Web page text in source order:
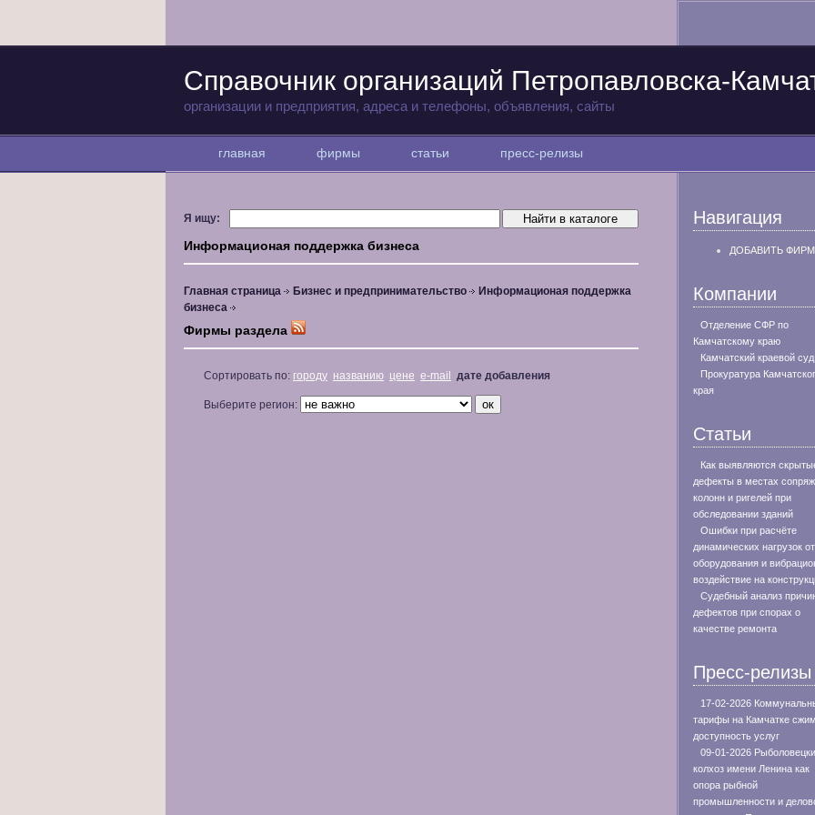
Справочник организаций Петропавловска-
организации и предприятия, адреса и телефоны, объявления, сайты
главная фирмы статьи пресс-релизы
Я ищу:
Информационая поддержка бизнеса
Главная страница Бизнес и предпринимательство
Информационая поддержка
бизнеса
Фирмы раздела
Сортировать по: городу названию цене e-mail дате добавления
Выберите регион:
Навигация
ДОБАВИТЬ
Компании
Отделение СФР по
Камчатскому краю
Камчатский краевой суд
Прокуратура
края
Статьи
Как выявляются
дефекты в местах
колонн и ригелей при
обследовании зданий
Ошибки при расчёте
динамических нагрузок от
оборудования и
воздействие на
Судебный анализ
дефектов при спорах о
качестве ремонта
Пресс-релизы
17-02-2026
тарифы на Камчатке
доступность услуг
09-01-2026
колхоз имени Ленина как
опора рыбной
промышленности и